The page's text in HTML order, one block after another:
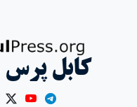
کابل پرس